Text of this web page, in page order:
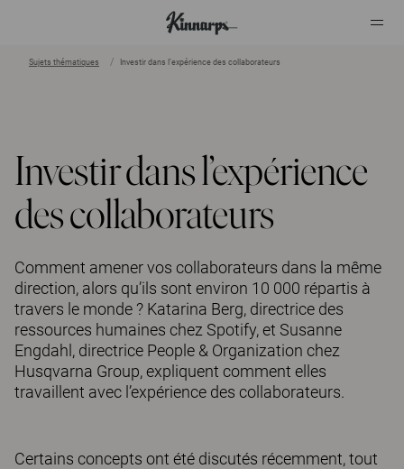
Sujets thématiques Investir dans l’expérience des collaborateurs
Investir dans l’expérience
des collaborateurs
Comment amener vos collaborateurs dans la même
direction, alors qu’ils sont environ 10 000 répartis à
travers le monde ? Katarina Berg, directrice des
ressources humaines chez Spotify, et Susanne
Engdahl, directrice People & Organization chez
Husqvarna Group, expliquent comment elles
travaillent avec l’expérience des collaborateurs.
Certains concepts ont été discutés récemment, tout